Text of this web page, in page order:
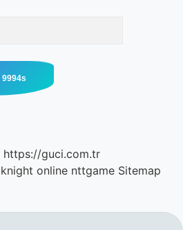
https://guci.com.tr
knight online nttgame Sitemap